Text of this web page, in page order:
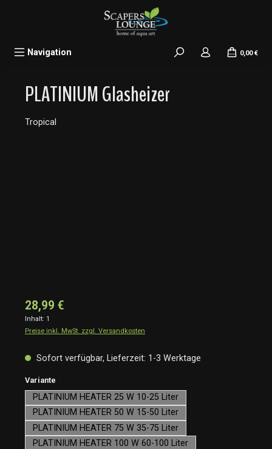
Navigation 0,00 €
PLATINIUM Glasheizer
Tropical
28,99 €
Inhalt: 1
Preise inkl. MwSt. zzgl. Versandkosten
Sofort verfügbar, Lieferzeit: 1-3 Werktage
Variante
PLATINIUM HEATER 25 W 10-25 Liter
PLATINIUM HEATER 50 W 15-50 Liter
PLATINIUM HEATER 75 W 35-75 Liter
PLATINIUM HEATER 100 W 60-100 Liter